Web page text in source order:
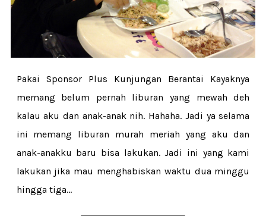
Pakai Sponsor Plus Kunjungan Berantai Kayaknya
memang belum pernah liburan yang mewah deh
kalau aku dan anak-anak nih. Hahaha. Jadi ya selama
ini memang liburan murah meriah yang aku dan
anak-anakku baru bisa lakukan. Jadi ini yang kami
lakukan jika mau menghabiskan waktu dua minggu
hingga tiga...